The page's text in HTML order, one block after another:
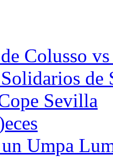
Colusso
de
Sevilla
Umpa